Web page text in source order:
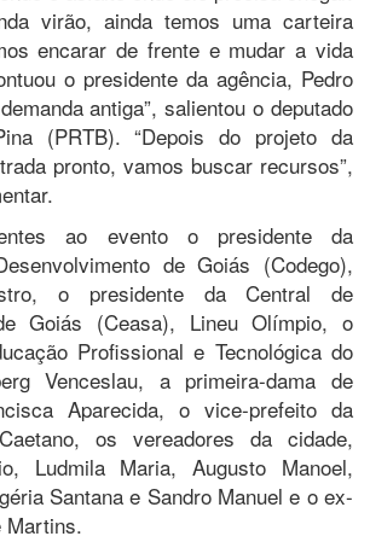
virão, ainda temos uma carteira
encarar de frente e mudar a vida
o presidente da agência, Pedro
antiga”, salientou o deputado
(PRTB). “Depois do projeto da
pronto, vamos buscar recursos”,
ao evento o presidente da
de Goiás (Codego),
o presidente da Central de
Goiás (Ceasa), Lineu Olímpio, o
Profissional e Tecnológica do
Venceslau, a primeira-dama de
Aparecida, o vice-prefeito da
os vereadores da cidade,
Ludmila Maria, Augusto Manoel,
Santana e Sandro Manuel e o ex-
Martins.